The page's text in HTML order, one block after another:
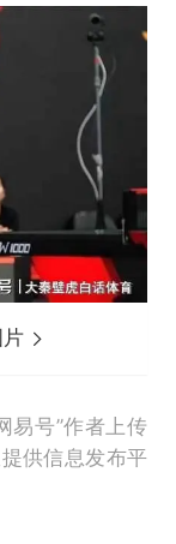
易号”作者上传
供信息发布平